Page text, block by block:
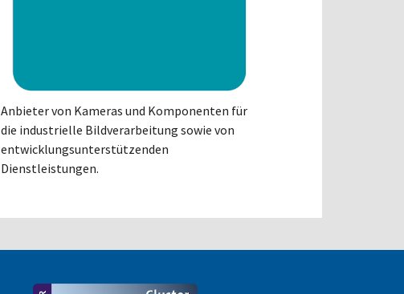
Anbieter von Kameras und Komponenten für
die industrielle Bildverarbeitung sowie von
entwicklungsunterstützenden
Dienstleistungen.